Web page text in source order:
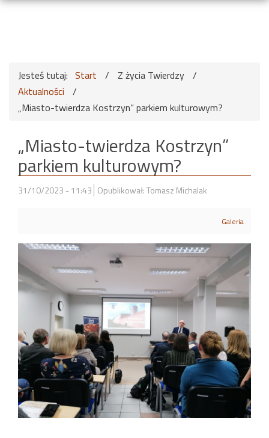
Jesteś tutaj: Start / Z życia Twierdzy /
Aktualności
/
„Miasto-twierdza Kostrzyn” parkiem kulturowym?
„Miasto-twierdza Kostrzyn”
parkiem kulturowym?
31/10/2023 - 11:43 Opublikował: Tomasz Michalak
Galeria